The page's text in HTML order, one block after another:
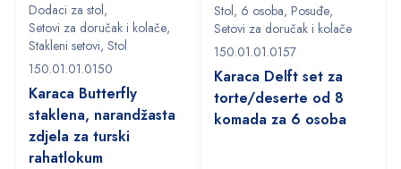
Dodaci za stol,
Setovi za doručak i kolače,
Stakleni setovi, Stol
150.01.01.0150
Karaca Butterfly
staklena, narandžasta
zdjela za turski
rahatlokum
Stol, 6 osoba, Posuđe,
Setovi za doručak i kolače
150.01.01.0157
Karaca Delft set za
torte/deserte od 8
komada za 6 osoba